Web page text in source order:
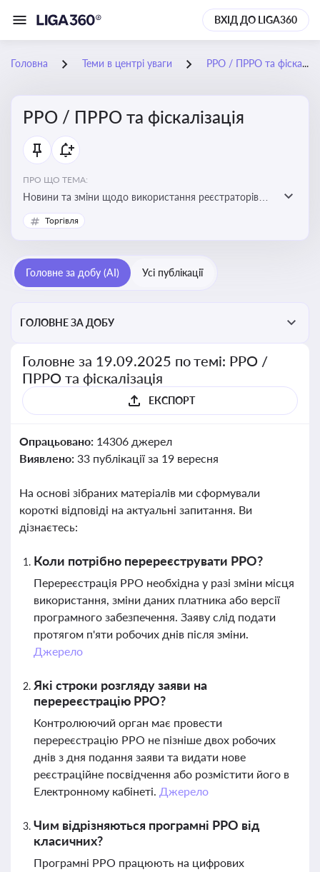
ВХІД ДО LIGA360
Головна Теми в центрі уваги РРО / ПРРО та фіскалізація
РРО / ПРРО та фіскалізація
ПРО ЩО ТЕМА:
Новини та зміни щодо використання реєстраторів
розрахункових операцій, аналіз законодавства про
РРО, позиції ДПС та судів щодо РРО
Торгівля
Головне за добу (AI) Усі публікації
ГОЛОВНЕ ЗА ДОБУ
Головне за 19.09.2025 по темі: РРО /
ПРРО та фіскалізація
ЕКСПОРТ
Опрацьовано: 14306 джерел
Виявлено: 33 публікації за 19 вересня
На основі зібраних матеріалів ми сформували
короткі відповіді на актуальні запитання. Ви
дізнаєтесь:
Коли потрібно перереєструвати РРО?
Перереєстрація РРО необхідна у разі зміни місця
використання, зміни даних платника або версії
програмного забезпечення. Заяву слід подати
протягом п'яти робочих днів після зміни.
Джерело
Які строки розгляду заяви на
перереєстрацію РРО?
Контролюючий орган має провести
перереєстрацію РРО не пізніше двох робочих
днів з дня подання заяви та видати нове
реєстраційне посвідчення або розмістити його в
Електронному кабінеті. Джерело
Чим відрізняються програмні РРО від
класичних?
Програмні РРО працюють на цифрових